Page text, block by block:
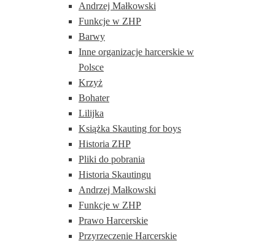
Andrzej Małkowski
Funkcje w ZHP
Barwy
Inne organizacje harcerskie w
Polsce
Krzyż
Bohater
Lilijka
Książka Skauting for boys
Historia ZHP
Pliki do pobrania
Historia Skautingu
Andrzej Małkowski
Funkcje w ZHP
Prawo Harcerskie
Przyrzeczenie Harcerskie